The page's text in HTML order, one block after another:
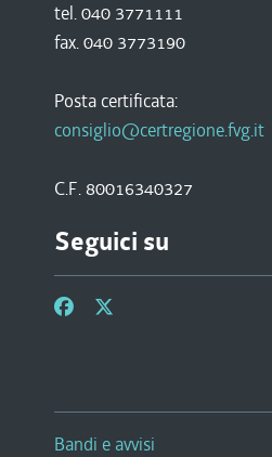
tel. 040 3771111
fax. 040 3773190
Posta certificata:
consiglio@certregione.fvg.it
C.F. 80016340327
Seguici su
Bandi e avvisi